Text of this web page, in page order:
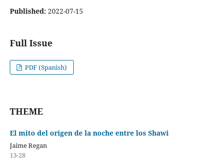
Published: 2022-07-15
Full Issue
PDF (Spanish)
THEME
El mito del origen de la noche entre los Shawi
Jaime Regan
13-28